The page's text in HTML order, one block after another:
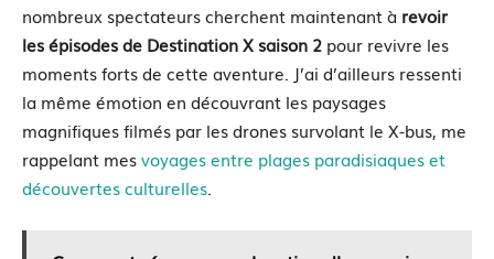
nombreux spectateurs cherchent maintenant à revoir
les épisodes de Destination X saison 2 pour revivre les
moments forts de cette aventure. J’ai d’ailleurs ressenti
la même émotion en découvrant les paysages
magnifiques filmés par les drones survolant le X-bus, me
rappelant mesvoyages entre plages paradisiaques et
découvertes culturelles.